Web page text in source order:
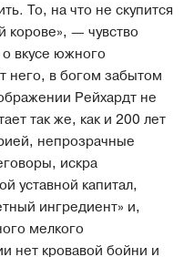
То, на что не скупится
корове», — чувство
вкусе южного
него, в богом забытом
Рейхардт не
так же, как и 200 лет
непрозрачные
искра
уставной капитал,
ингредиент» и,
мелкого
нет кровавой бойни и